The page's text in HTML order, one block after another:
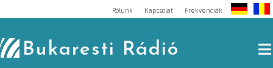
to
content
Rólunk Kapcsolat Frekvenciák
Bukaresti Rádió